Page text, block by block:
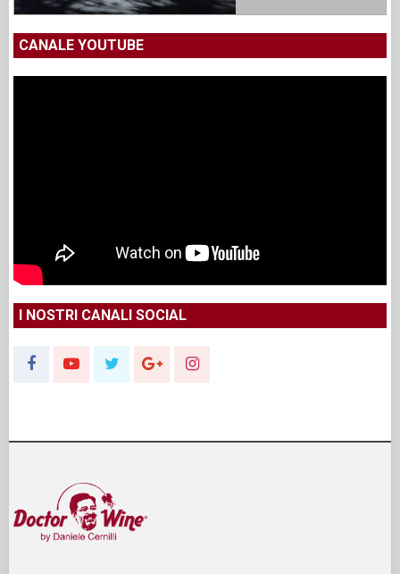
CANALE YOUTUBE
I NOSTRI CANALI SOCIAL